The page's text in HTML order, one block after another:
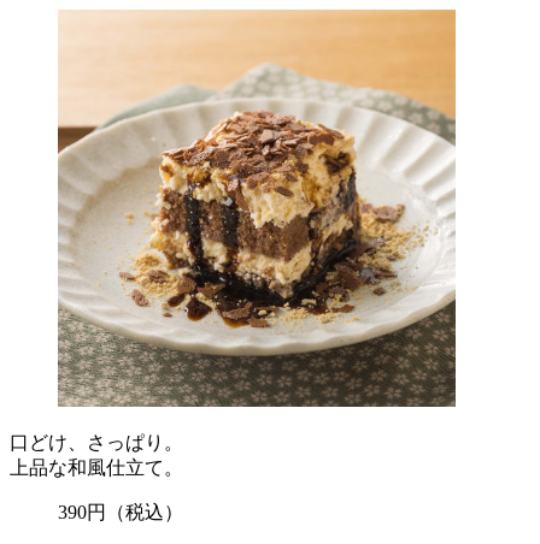
口どけ、さっぱり。
上品な和風仕立て。
390円 （税込）